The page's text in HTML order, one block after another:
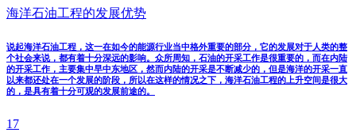
海洋石油工程的发展优势
说起海洋石油工程，这一在如今的能源行业当中格外重要的部分，它的发展对于人类的整
个社会来说，都有着十分深远的影响。众所周知，石油的开采工作是很重要的，而在内陆
的开采工作，主要集中早中东地区，然而内陆的开采是不断减少的，但是海洋的开采一直
以来都还处在一个发展的阶段，所以在这样的情况之下，海洋石油工程的上升空间是很大
的，是具有着十分可观的发展前途的。
17